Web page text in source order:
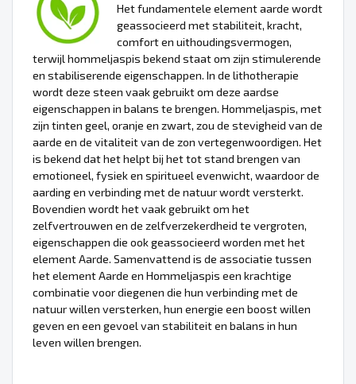
Het fundamentele element aarde wordt
geassocieerd met stabiliteit, kracht,
comfort en uithoudingsvermogen,
terwijl hommeljaspis bekend staat om zijn stimulerende
en stabiliserende eigenschappen. In de lithotherapie
wordt deze steen vaak gebruikt om deze aardse
eigenschappen in balans te brengen. Hommeljaspis, met
zijn tinten geel, oranje en zwart, zou de stevigheid van de
aarde en de vitaliteit van de zon vertegenwoordigen. Het
is bekend dat het helpt bij het tot stand brengen van
emotioneel, fysiek en spiritueel evenwicht, waardoor de
aarding en verbinding met de natuur wordt versterkt.
Bovendien wordt het vaak gebruikt om het
zelfvertrouwen en de zelfverzekerdheid te vergroten,
eigenschappen die ook geassocieerd worden met het
element Aarde. Samenvattend is de associatie tussen
het element Aarde en Hommeljaspis een krachtige
combinatie voor diegenen die hun verbinding met de
natuur willen versterken, hun energie een boost willen
geven en een gevoel van stabiliteit en balans in hun
leven willen brengen.